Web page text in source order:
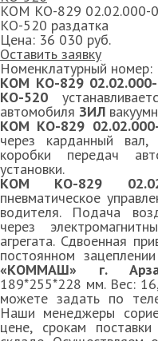
КОМ КО-829 02.02.000-
КО-520 раздатка
Цена: 36 030 руб.
Оставить заявку
Номенклатурный номер:
КОМ КО-829
КО-520
автомобиля ЗИЛ
КОМ КО-829
через карданный
коробки передач
установки.
КОМ КО-829
пневматическое
водителя. Подача
через
агрегата. Сдвоенная
постоянном
«КОММАШ» г.
189*255*228 мм. Вес:
можете задать по
Наши менеджеры
цене, срокам